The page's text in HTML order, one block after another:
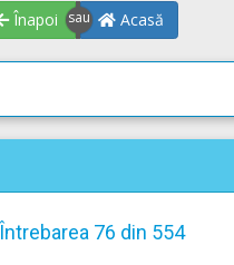
Înapoi Acasă
Întrebarea 76 din 554